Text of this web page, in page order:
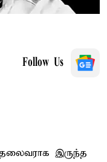
Follow Us
இருந்த